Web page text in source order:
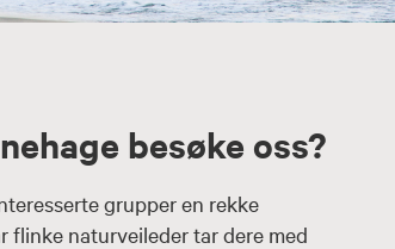
besøke oss?
grupper en rekke
flinke naturveileder tar dere med